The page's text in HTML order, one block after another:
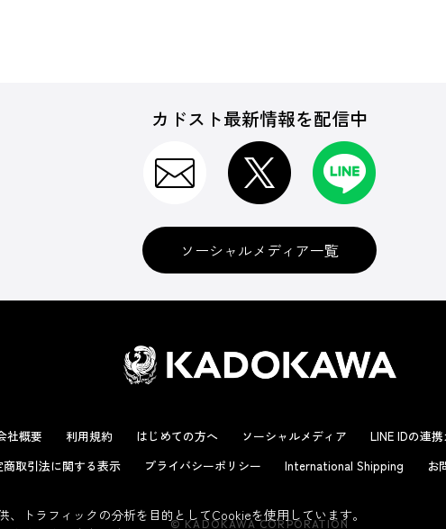
カドスト最新情報を配信中
ソーシャルメディア一覧
社概要 利用規約 はじめての方へ ソーシャルメディア LINE IDの連
商取引法に関する表示
プライバシーポリシー International Shipping お
© KADOKAWA CORPORATION
トラフィックの分析を目的としてCookieを使用しています。